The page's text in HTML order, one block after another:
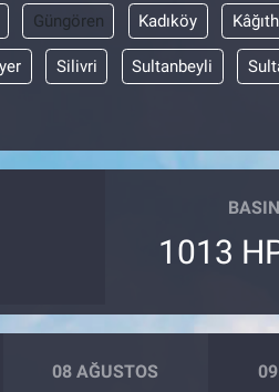
Güngören Kadıköy
Silivri Sultanbeyli
1013
08 AĞUSTOS